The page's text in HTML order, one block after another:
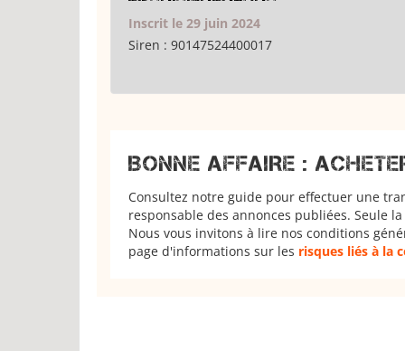
Inscrit le 29 juin 2024
Siren : 90147524400017
BONNE AFFAIRE :
Consultez notre guide pour effectuer une
responsable des annonces publiées. Seule
Nous vous invitons à lire nos conditions
page d'informations sur les risques liés à la